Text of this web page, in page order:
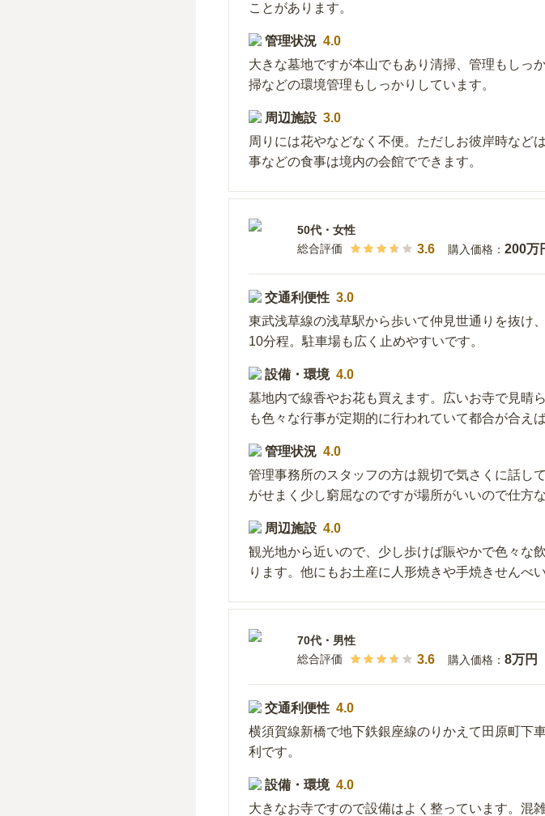
ことがあります。
管理状況 4.0
大きな墓地ですが本山でもあり清掃、管理もしっ
掃などの環境管理もしっかりしています。
周辺施設 3.0
周りには花やなどなく不便。ただしお彼岸時など
事などの食事は境内の会館でできます。
50代 ・ 女性
総合評価
3.6 購入価格： 200万
交通利便性 3.0
東武浅草線の浅草駅から歩いて仲見世通りを抜け
10分程。駐車場も広く止めやすいです。
設備・環境 4.0
墓地内で線香やお花も買えます。広いお寺で見晴
も色々な行事が定期的に行われていて都合が合え
管理状況 4.0
管理事務所のスタッフの方は親切で気さくに話し
がせまく少し窮屈なのですが場所がいいので仕方な
周辺施設 4.0
観光地から近いので、少し歩けば賑やかで色々な
ります。他にもお土産に人形焼きや手焼きせんべ
70代 ・ 男性
総合評価
3.6 購入価格： 8万円
交通利便性 4.0
横須賀線新橋で地下鉄銀座線のりかえて田原町下
利です。
設備・環境 4.0
大きなお寺ですので設備はよく整っています。混